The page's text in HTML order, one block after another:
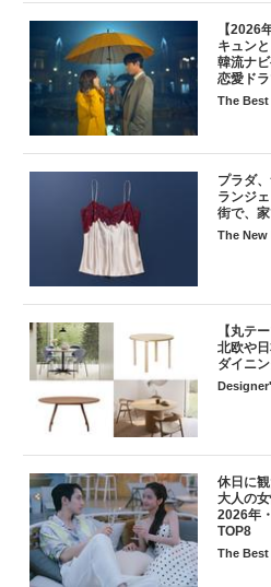
【2026
キュン
韓流ナ
恋愛ド
The
プラダ
ランジ
街で、
The
【丸テ
北欧や
ダイニ
休日に観
大人の
2026年
TOP8
The